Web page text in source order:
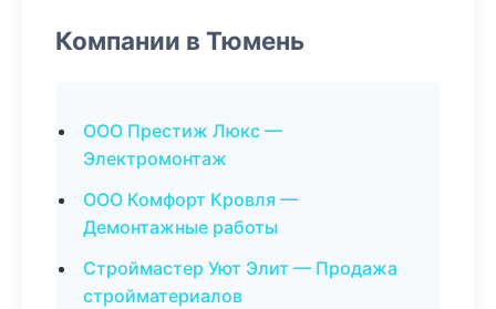
Компании в Тюмень
ООО Престиж Люкс —
Электромонтаж
ООО Комфорт Кровля —
Демонтажные работы
Строймастер Уют Элит — Продажа
стройматериалов